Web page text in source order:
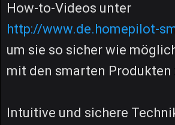
How-to-Videos unter
http://www.de.homepilot-
um sie so sicher wie
mit den smarten Produkten
Intuitive und sichere